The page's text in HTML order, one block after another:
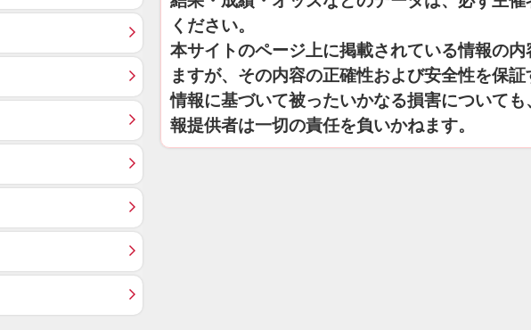
ください。
本サイトのページ上に掲載されている情報の
ますが、その内容の正確性および安全性を保
情報に基づいて被ったいかなる損害について
報提供者は一切の責任を負いかねます。